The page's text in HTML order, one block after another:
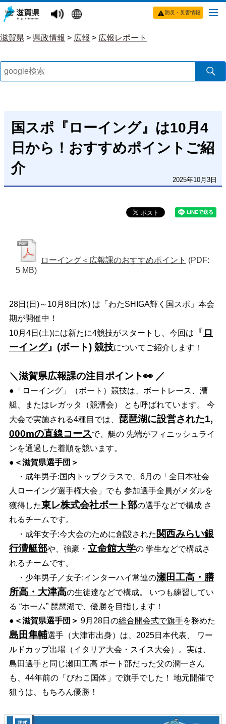
防災・災害情報
滋賀県 > 県政情報 > 広報 > 広報レポート
国スポ『ローイング』は10月4
日から！おすすめポイントご紹
介
2025年10月3日
ローイング＜広報課のおすすめポイント (PDF:
5 MB)
28日(日)～10月8日(水) は「わたSHIGA輝く国スポ」本会
期が開催中！
10月4日(土)には新たに4競技がスタートし、今回は
『 ロ
ーイング』(ボート) 競技についてご紹介します！
＼滋賀県広報課の注目ポイント👀 ／
●「ローイング」（ボート）競技は、ボートレース、漕
艇、またはレガッタ（競漕会） とも呼ばれています。 今
大会で実施される4種目では、 琵琶湖に設営された1,
000mの直線コースで、艇の 先端がフィニッシュライ
ンを通過した着順を競います。
● ＜滋賀県選手団＞
・成年男子:国内トップクラスで、6月の「全日本社会
人ローイング選手権大会」でも 参加選手全員がメダルを
獲得した東レ株式会社ボート部の選手などで構成 さ
れるチームです。
・成年女子:今大会のために創設された 関西みらい銀
行漕艇部や、強豪・ 立命館大学の 学生などで構成さ
れるチームです。
・少年男子／女子:インターハイ常連の瀬田工高・膳
所高・大津高の生徒達などで構成。 いつも練習してい
る “ホーム” 琵琶湖で、優勝を目指します！
● ＜滋賀県選手団＞ 9月28日の総合開会式で旗手を務めた
島田隼輔選手（大津市出身）は、2025日本代表、 ワー
ルドカップ出場（イタリア大会・スイス大会）。実は、
島田選手と同じ瀬田工高 ボート部だった父の潤一さん
も、44年前の「びわこ国体」で旗手でした！ 地元開催で
狙うは、もちろん優勝！